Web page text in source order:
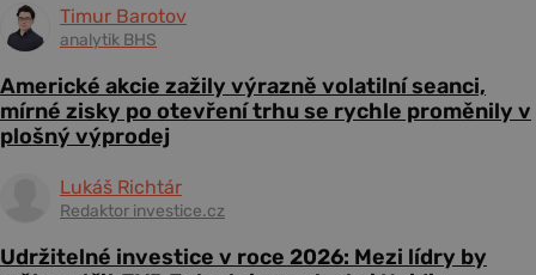
Timur Barotov
analytik BHS
Americké akcie zažily výrazně volatilní seanci,
mírné zisky po otevření trhu se rychle proměnily v
plošný výprodej
Lukáš Richtár
Redaktor investice.cz
Udržitelné investice v roce 2026: Mezi lídry by